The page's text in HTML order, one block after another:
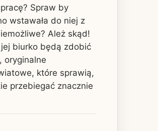
Spraw by
wstawała do niej z
Ależ skąd!
biurko będą zdobić
oryginalne
które sprawią,
przebiegać znacznie